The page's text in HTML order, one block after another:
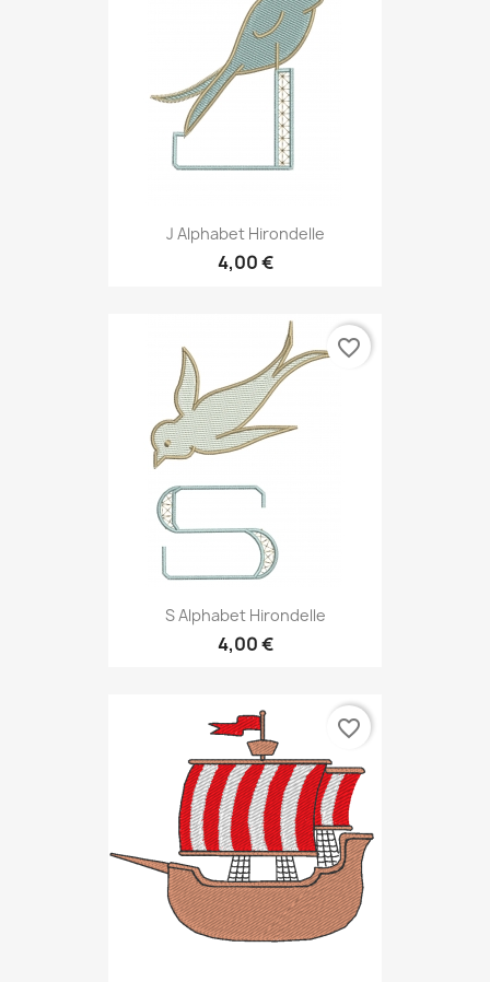
J Alphabet Hirondelle
4,00 €
S Alphabet Hirondelle
4,00 €
favorite_border
favorite_border